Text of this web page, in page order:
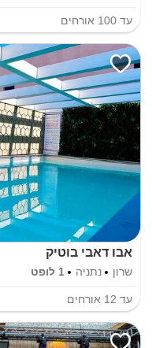
עד 100 אורחים
אבו דאבי בוטיק
שרון נתניה 1 לופט
עד 12 אורחים